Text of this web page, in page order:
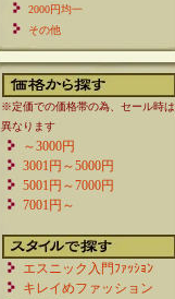
2000円均一
その他
※定価での価格帯の為、セール時は
異なります
～3000円
3001円～5000円
5001円～7000円
7001円～
エスニック入門ﾌｧｯｼｮﾝ
キレイめファッション